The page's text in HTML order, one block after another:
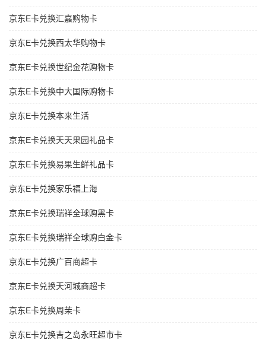
京东E卡兑换汇嘉购物卡
京东E卡兑换西太华购物卡
京东E卡兑换世纪金花购物卡
京东E卡兑换中大国际购物卡
京东E卡兑换本来生活
京东E卡兑换天天果园礼品卡
京东E卡兑换易果生鲜礼品卡
京东E卡兑换家乐福上海
京东E卡兑换瑞祥全球购黑卡
京东E卡兑换瑞祥全球购白金卡
京东E卡兑换广百商超卡
京东E卡兑换天河城商超卡
京东E卡兑换周茉卡
京东E卡兑换吉之岛永旺超市卡